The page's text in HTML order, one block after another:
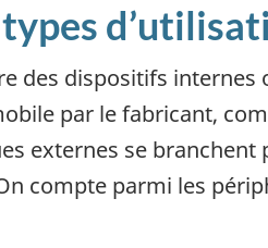
des dispositifs
par le fabricant,
externes se
compte parmi les